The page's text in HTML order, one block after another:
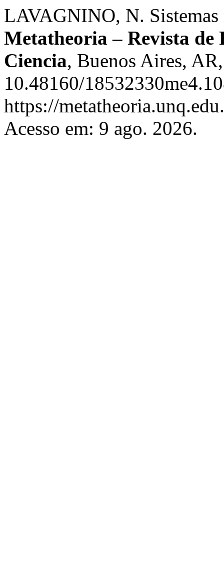
LAVAGNINO, N.
Metatheoria – Revista
Ciencia, Buenos Aires,
10.48160/
https://
Acesso em: 9 ago. 2026.